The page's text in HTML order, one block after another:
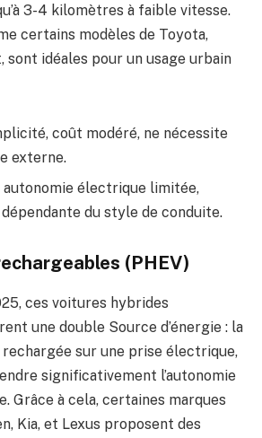
3-4 kilomètres à faible vitesse.
certains modèles de Toyota,
sont idéales pour un usage urbain
coût modéré, ne nécessite
externe.
autonomie électrique limitée,
du style de conduite.
(PHEV)
ces voitures hybrides
une double Source d’énergie : la
sur une prise électrique,
significativement l’autonomie
Grâce à cela, certaines marques
Kia, et Lexus proposent des